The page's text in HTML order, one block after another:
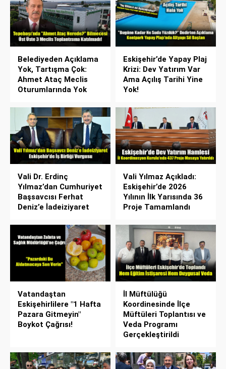
Belediyeden Açıklama
Yok, Tartışma Çok:
Ahmet Ataç Meclis
Oturumlarında Yok
Eskişehir’de Yapay Plaj
Krizi: Dev Yatırım Var
Ama Açılış Tarihi Yine
Yok!
Vali Dr. Erdinç
Yılmaz’dan Cumhuriyet
Başsavcısı Ferhat
Deniz’e İadeiziyaret
Vali Yılmaz Açıkladı:
Eskişehir’de 2026
Yılının İlk Yarısında 36
Proje Tamamlandı
Vatandaştan
Eskişehirlilere "1 Hafta
Pazara Gitmeyin"
Boykot Çağrısı!
İl Müftülüğü
Koordinesinde İlçe
Müftüleri Toplantısı ve
Veda Programı
Gerçekleştirildi